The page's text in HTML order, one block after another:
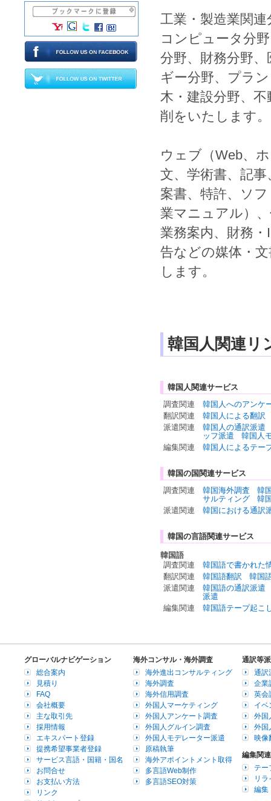
工業 ・ 製造業関連
コンピュータ 分
分野、 財務分野、
ギー分野、 プラ
木 ・ 建設分野、 不
削 をいたします。
ウェブ （Web、
文、 学術書、 記事
案書、 特許、
ソ
業マニュアル）、
業務案内、 財務 ・
告などの媒体・
します。
韓国人関連リ
韓国人関連サービス
調査関連
韓国人へのアンケ
翻訳関連
韓国人による翻訳
派遣関連
韓国人の通訳派遣
ッフ派遣
韓国人
編集関連
韓国人によるテー
韓国の国関連サービス
調査関連
韓国海外調査
韓
サルティング
韓
派遣関連
韓国における通訳
韓国の言語関連サービス
韓国語
調査関連
韓国語で書かれた
翻訳関連
韓国語翻訳
韓国
派遣関連
韓国語の通訳派遣
派遣
編集関連
韓国語テープ起こ
グローバルナビゲーション
総合案内
見積り
FAQ
会社概要
主な取引先
採用情報
エキスパート登録
提携希望事業者登録
サービス言語・国籍・国名
お問合せ
お支払い方法
リンク
海外コンサル・海外調査
海外進出コンサルティング
海外調査
海外信用調査
外国人マーケティング
外国人アンケート調査
外国人グルイン調査
外国人モデレーター派遣
原稿執筆
海外アポイントメント取得
多言語Web制作
多言語SEO対策
通訳等
通訳
企業
英会
イベ
外国
外国
映像
編集関連
テー
リラ
編集